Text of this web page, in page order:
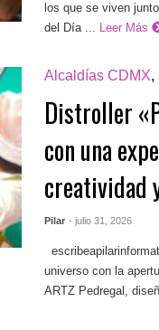
los que se viven
del Día ... Leer Más
Alcaldías CDMX,
Distroller
con una
creatividad
Pilar - julio 31, 2026
universo con la
ARTZ Pedregal,